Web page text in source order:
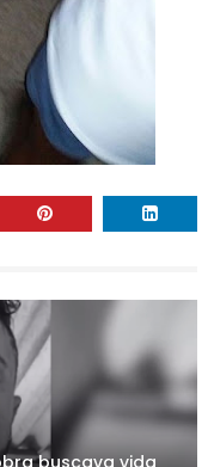
buscava vida